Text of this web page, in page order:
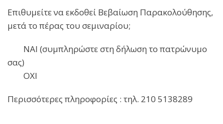
Επιθυμείτε να εκδοθεί Βεβαίωση Παρακολούθησης,
μετά το πέρας του σεμιναρίου;
ΝΑΙ (συμπληρώστε στη δήλωση το πατρώνυμο
σας)
ΟΧΙ
Περισσότερες πληροφορίες : τηλ. 210 5138289